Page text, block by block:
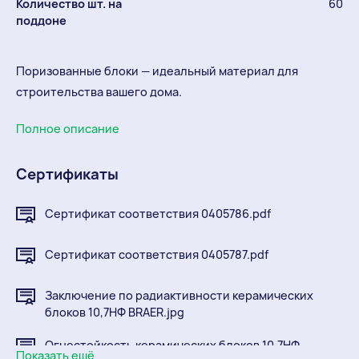
Количество шт. на
поддоне
60
Поризованные блоки — идеальный материал для
строительства вашего дома.
Полное описание
Сертификаты
Сертификат соответствия 0405786.pdf
Сертификат соответствия 0405787.pdf
Заключение по радиактивности керамических
блоков 10,7НФ BRAER.jpg
Огнестойкость керамических блоков 10,7НФ
Показать ещё